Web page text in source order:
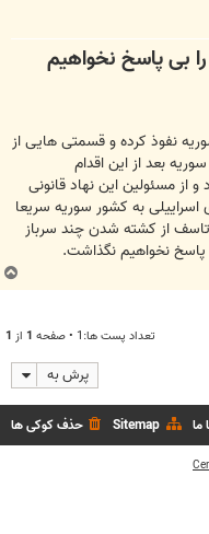
را بی پاسخ نخواهیم
نفوذ کرده و قسمتی هایی از
بعد از این اقدام
از مسئولین این نهاد قانونی
به کشور سوریه سریعا
از کشته شدن چند سرباز
نخواهیم نگذاشت.
تعداد پست ها:1 • صفحه 1 از 1
پرش به
حذف کوکی ها Sitemap ما